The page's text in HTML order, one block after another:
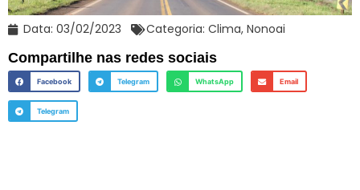
Data: 03/02/2023 Categoria: Clima, Nonoai
Compartilhe nas redes sociais
Facebook Telegram WhatsApp Email
Telegram